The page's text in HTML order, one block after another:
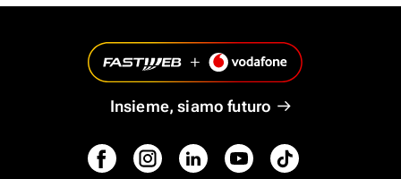
Insieme, siamo futuro